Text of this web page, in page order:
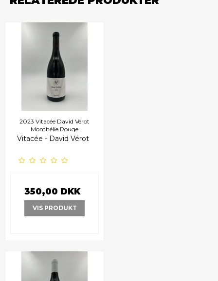
2023 Vitacée David Vérot
Monthélie Rouge
Vitacée - David Vérot
350,00 DKK
VIS PRODUKT